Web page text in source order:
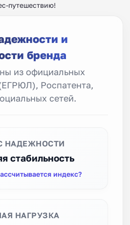
путешествию!
и
бренда
из официальных
Роспатента,
сетей.
НАДЕЖНОСТИ
стабильность
индекс?
НАГРУЗКА